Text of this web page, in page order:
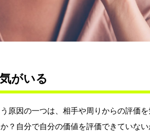
がいる
原因の一つは、相手や周りからの評価
？自分で自分の価値を評価できていな